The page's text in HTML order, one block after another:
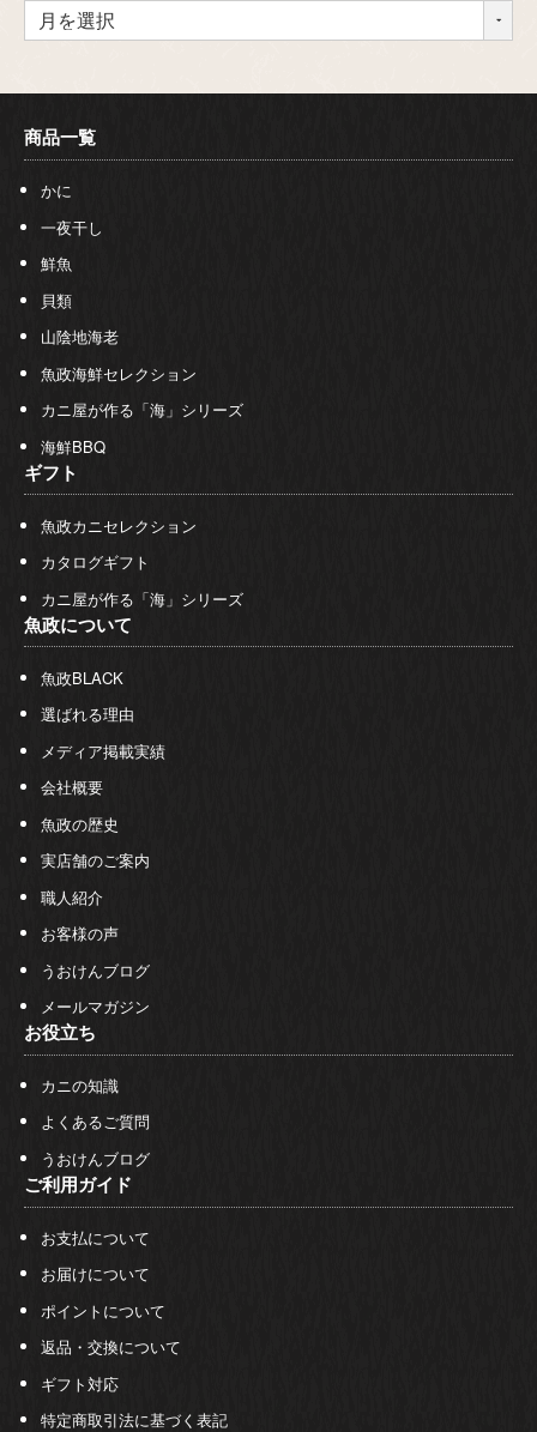
商品一覧
かに
一夜干し
鮮魚
貝類
山陰地海老
魚政海鮮セレクション
カニ屋が作る「海」シリーズ
海鮮BBQ
ギフト
魚政カニセレクション
カタログギフト
カニ屋が作る「海」シリーズ
魚政について
魚政BLACK
選ばれる理由
メディア掲載実績
会社概要
魚政の歴史
実店舗のご案内
職人紹介
お客様の声
うおけんブログ
メールマガジン
お役立ち
カニの知識
よくあるご質問
うおけんブログ
ご利用ガイド
お支払について
お届けについて
ポイントについて
返品・交換について
ギフト対応
特定商取引法に基づく表記